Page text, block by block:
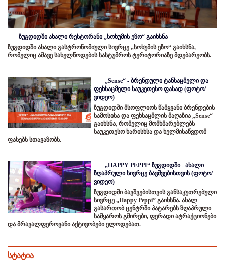
ზუგდიდში ახალი რესტორანი „სოხუმის ეზო“ გაიხსნა
ზუგდიდში ახალი გასტრონომიული სივრცე „სოხუმის ეზო“ გაიხსნა,
რომელიც ამავე სახელწოდების სასტუმროს ტერიტორიაზე მდებარეობს.
„Sense“ - ბრენდული ტანსაცმელი და
ფეხსაცმელი საუკეთესო ფასად (ფოტო/
ვიდეო)
ზუგდიდში მსოფლიოს წამყვანი ბრენდების
სამოსისა და ფეხსაცმლის მაღაზია „Sense“
გაიხსნა, რომელიც მომხმარებლებს
საუკეთესო ხარისხსა და ხელმისაწვდომ
ფასებს სთავაზობს.
„HAPPY PEPPI“ ზუგდიდში - ახალი
ზღაპრული სივრცე ბავშვებისთვის (ფოტო/
ვიდეო)
ზუგდიდში ბავშვებისთვის განსაკუთრებული
სივრცე „Happy Peppi” გაიხსნა. ახალ
გასართობ ცენტრში პატარებს ზღაპრული
სამყაროს გმირები, ფერადი ატრაქციონები
და მრავალფეროვანი აქტივობები ელოდებათ.
სტატია